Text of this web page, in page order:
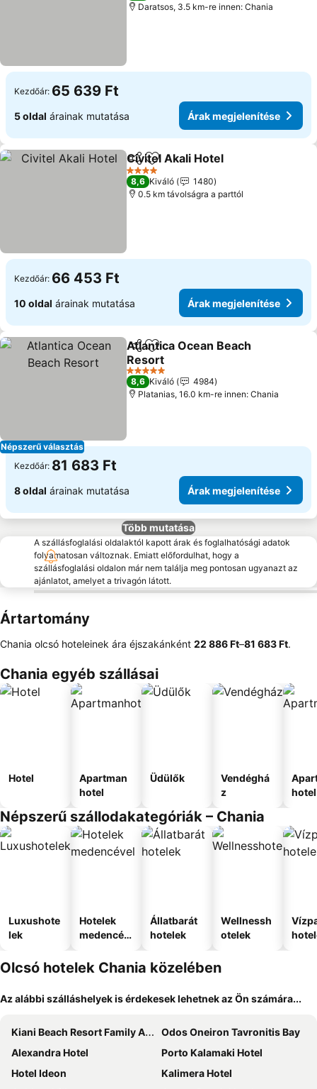
Daratsos, 3.5 km-re innen: Chania
Kezdőár: 65 639 Ft
5 oldal árainak mutatása Árak megjelenítése
Megosztás
Hozzáadás a kedvencekhez
Civitel Akali Hotel
4 Kategória
8,6 Kiváló
1480
0.5 km távolságra a parttól
Kezdőár: 66 453 Ft
10 oldal árainak mutatása Árak megjelenítése
Népszerű választás
Megosztás
Hozzáadás a kedvencekhez
Atlantica Ocean Beach
Resort
Árak megjelenítése
5 Kategória
8,6 Kiváló
4984
Platanias, 16.0 km-re innen: Chania
Kezdőár: 81 683 Ft
8 oldal árainak mutatása Árak megjelenítése
Több mutatása
A szállásfoglalási oldalaktól kapott árak és foglalhatósági adatok
folyamatosan változnak. Emiatt előfordulhat, hogy a
szállásfoglalási oldalon már nem találja meg pontosan ugyanazt az
ajánlatot, amelyet a trivagón látott.
Ártartomány
Chania olcsó hoteleinek ára éjszakánként ‎22 886 Ft–‎81 683 Ft.
Chania egyéb szállásai
Hotel
Apartman
hotel
Üdülők
Vendéghá
z
hotel
Népszerű szállodakategóriák – Chania
Luxushote
lek
Hotelek
medencév
Állatbarát
hotelek
Wellnessh
otelek
Olcsó hotelek Chania közelében
Az alábbi szálláshelyek is érdekesek lehetnek az Ön számára...
Kiani Beach Resort Family All-Inclusive
Odos Oneiron Tavronitis Bay
Alexandra Hotel
Porto Kalamaki Hotel
Hotel Ideon
Kalimera Hotel